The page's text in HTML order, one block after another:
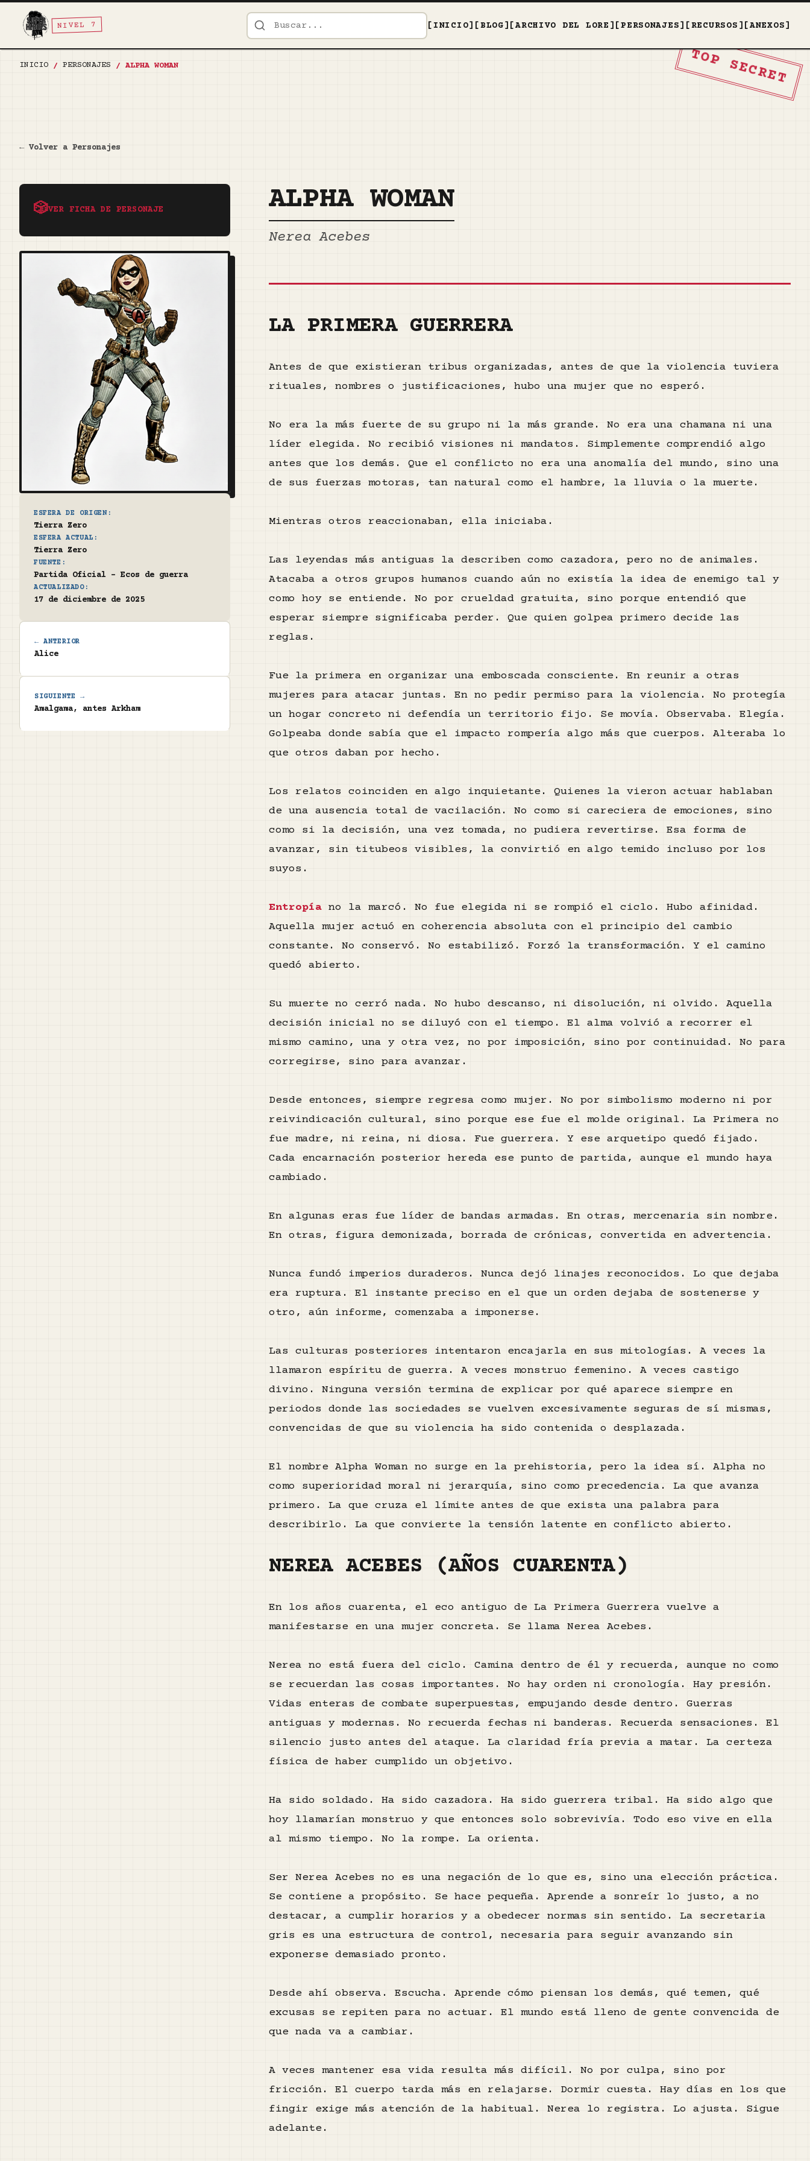
TOP SECRET
NIVEL 7 [INICIO] [BLOG] [ARCHIVO DEL LORE] [PERSONAJES] [RECURSOS] [ANEXOS]
INICIO / PERSONAJES / ALPHA WOMAN
← Volver a Personajes
🎲VER FICHA DE PERSONAJE
ESFERA DE ORIGEN:
Tierra Zero
ESFERA ACTUAL:
Tierra Zero
FUENTE:
Partida Oficial - Ecos de guerra
ACTUALIZADO:
17 de diciembre de 2025
← ANTERIOR
Alice
SIGUIENTE →
Amalgama, antes Arkham
ALPHA WOMAN
Nerea Acebes
LA PRIMERA GUERRERA
Antes de que existieran tribus organizadas, antes de que la violencia tuviera
rituales, nombres o justificaciones, hubo una mujer que no esperó.
No era la más fuerte de su grupo ni la más grande. No era una chamana ni una
líder elegida. No recibió visiones ni mandatos. Simplemente comprendió algo
antes que los demás. Que el conflicto no era una anomalía del mundo, sino una
de sus fuerzas motoras, tan natural como el hambre, la lluvia o la muerte.
Mientras otros reaccionaban, ella iniciaba.
Las leyendas más antiguas la describen como cazadora, pero no de animales.
Atacaba a otros grupos humanos cuando aún no existía la idea de enemigo tal y
como hoy se entiende. No por crueldad gratuita, sino porque entendió que
esperar siempre significaba perder. Que quien golpea primero decide las
reglas.
Fue la primera en organizar una emboscada consciente. En reunir a otras
mujeres para atacar juntas. En no pedir permiso para la violencia. No protegía
un hogar concreto ni defendía un territorio fijo. Se movía. Observaba. Elegía.
Golpeaba donde sabía que el impacto rompería algo más que cuerpos. Alteraba lo
que otros daban por hecho.
Los relatos coinciden en algo inquietante. Quienes la vieron actuar hablaban
de una ausencia total de vacilación. No como si careciera de emociones, sino
como si la decisión, una vez tomada, no pudiera revertirse. Esa forma de
avanzar, sin titubeos visibles, la convirtió en algo temido incluso por los
suyos.
Entropía no la marcó. No fue elegida ni se rompió el ciclo. Hubo afinidad.
Aquella mujer actuó en coherencia absoluta con el principio del cambio
constante. No conservó. No estabilizó. Forzó la transformación. Y el camino
quedó abierto.
Su muerte no cerró nada. No hubo descanso, ni disolución, ni olvido. Aquella
decisión inicial no se diluyó con el tiempo. El alma volvió a recorrer el
mismo camino, una y otra vez, no por imposición, sino por continuidad. No para
corregirse, sino para avanzar.
Desde entonces, siempre regresa como mujer. No por simbolismo moderno ni por
reivindicación cultural, sino porque ese fue el molde original. La Primera no
fue madre, ni reina, ni diosa. Fue guerrera. Y ese arquetipo quedó fijado.
Cada encarnación posterior hereda ese punto de partida, aunque el mundo haya
cambiado.
En algunas eras fue líder de bandas armadas. En otras, mercenaria sin nombre.
En otras, figura demonizada, borrada de crónicas, convertida en advertencia.
Nunca fundó imperios duraderos. Nunca dejó linajes reconocidos. Lo que dejaba
era ruptura. El instante preciso en el que un orden dejaba de sostenerse y
otro, aún informe, comenzaba a imponerse.
Las culturas posteriores intentaron encajarla en sus mitologías. A veces la
llamaron espíritu de guerra. A veces monstruo femenino. A veces castigo
divino. Ninguna versión termina de explicar por qué aparece siempre en
periodos donde las sociedades se vuelven excesivamente seguras de sí mismas,
convencidas de que su violencia ha sido contenida o desplazada.
El nombre Alpha Woman no surge en la prehistoria, pero la idea sí. Alpha no
como superioridad moral ni jerarquía, sino como precedencia. La que avanza
primero. La que cruza el límite antes de que exista una palabra para
describirlo. La que convierte la tensión latente en conflicto abierto.
NEREA ACEBES (AÑOS CUARENTA)
En los años cuarenta, el eco antiguo de La Primera Guerrera vuelve a
manifestarse en una mujer concreta. Se llama Nerea Acebes.
Nerea no está fuera del ciclo. Camina dentro de él y recuerda, aunque no como
se recuerdan las cosas importantes. No hay orden ni cronología. Hay presión.
Vidas enteras de combate superpuestas, empujando desde dentro. Guerras
antiguas y modernas. No recuerda fechas ni banderas. Recuerda sensaciones. El
silencio justo antes del ataque. La claridad fría previa a matar. La certeza
física de haber cumplido un objetivo.
Ha sido soldado. Ha sido cazadora. Ha sido guerrera tribal. Ha sido algo que
hoy llamarían monstruo y que entonces solo sobrevivía. Todo eso vive en ella
al mismo tiempo. No la rompe. La orienta.
Ser Nerea Acebes no es una negación de lo que es, sino una elección práctica.
Se contiene a propósito. Se hace pequeña. Aprende a sonreír lo justo, a no
destacar, a cumplir horarios y a obedecer normas sin sentido. La secretaria
gris es una estructura de control, necesaria para seguir avanzando sin
exponerse demasiado pronto.
Desde ahí observa. Escucha. Aprende cómo piensan los demás, qué temen, qué
excusas se repiten para no actuar. El mundo está lleno de gente convencida de
que nada va a cambiar.
A veces mantener esa vida resulta más difícil. No por culpa, sino por
fricción. El cuerpo tarda más en relajarse. Dormir cuesta. Hay días en los que
fingir exige más atención de la habitual. Nerea lo registra. Lo ajusta. Sigue
adelante.